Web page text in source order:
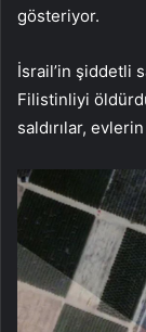
gösteriyor.
İsrail’in şiddetli
Filistinliyi
saldırılar,